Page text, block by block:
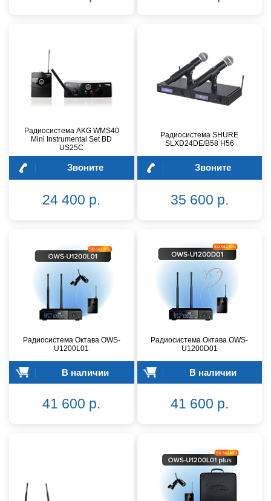
Радиосистема AKG WMS40
Mini Instrumental Set BD
US25C
Звоните
24 400 р.
Радиосистема SHURE
SLXD24DE/B58 H56
Звоните
35 600 р.
Радиосистема Октава OWS-
U1200L01
В наличии
41 600 р.
Радиосистема Октава OWS-
U1200D01
В наличии
41 600 р.